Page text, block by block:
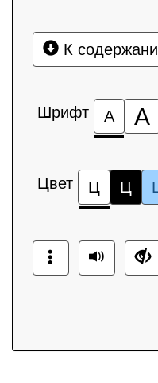
К
Шрифт А А
Цвет Ц Ц